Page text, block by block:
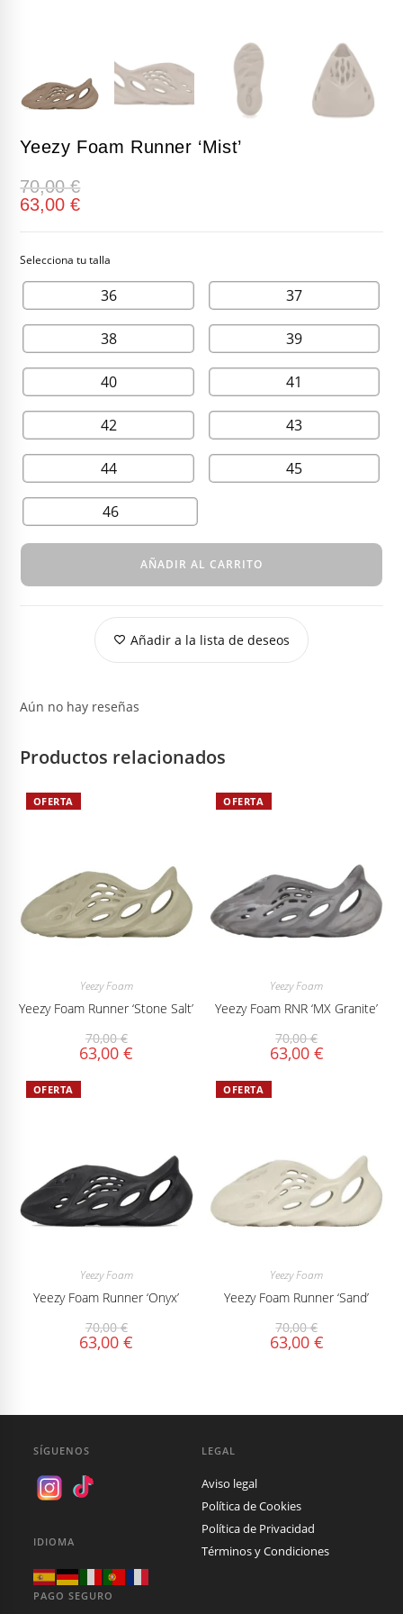
Yeezy Foam Runner ‘Mist’
70,00€
63,00€
36 37
38 39
40 41
42 43
44 45
46
AÑADIR AL CARRITO
Añadir a la lista de deseos
Aún no hay reseñas
Productos relacionados
OFERTA
Yeezy Foam
Yeezy Foam Runner ‘Stone Salt’
70,00€
63,00€
OFERTA
Yeezy Foam
Yeezy Foam RNR ‘MX Granite’
70,00€
63,00 €
OFERTA
Yeezy Foam
Yeezy Foam Runner ‘Onyx’
70,00€
63,00€
OFERTA
Yeezy Foam
Yeezy Foam Runner ‘Sand’
70,00€
63,00 €
SÍGUENOS
IDIOMA
LEGAL
Aviso legal
Política de Cookies
Política de Privacidad
Términos y Condiciones
PAGO SEGURO